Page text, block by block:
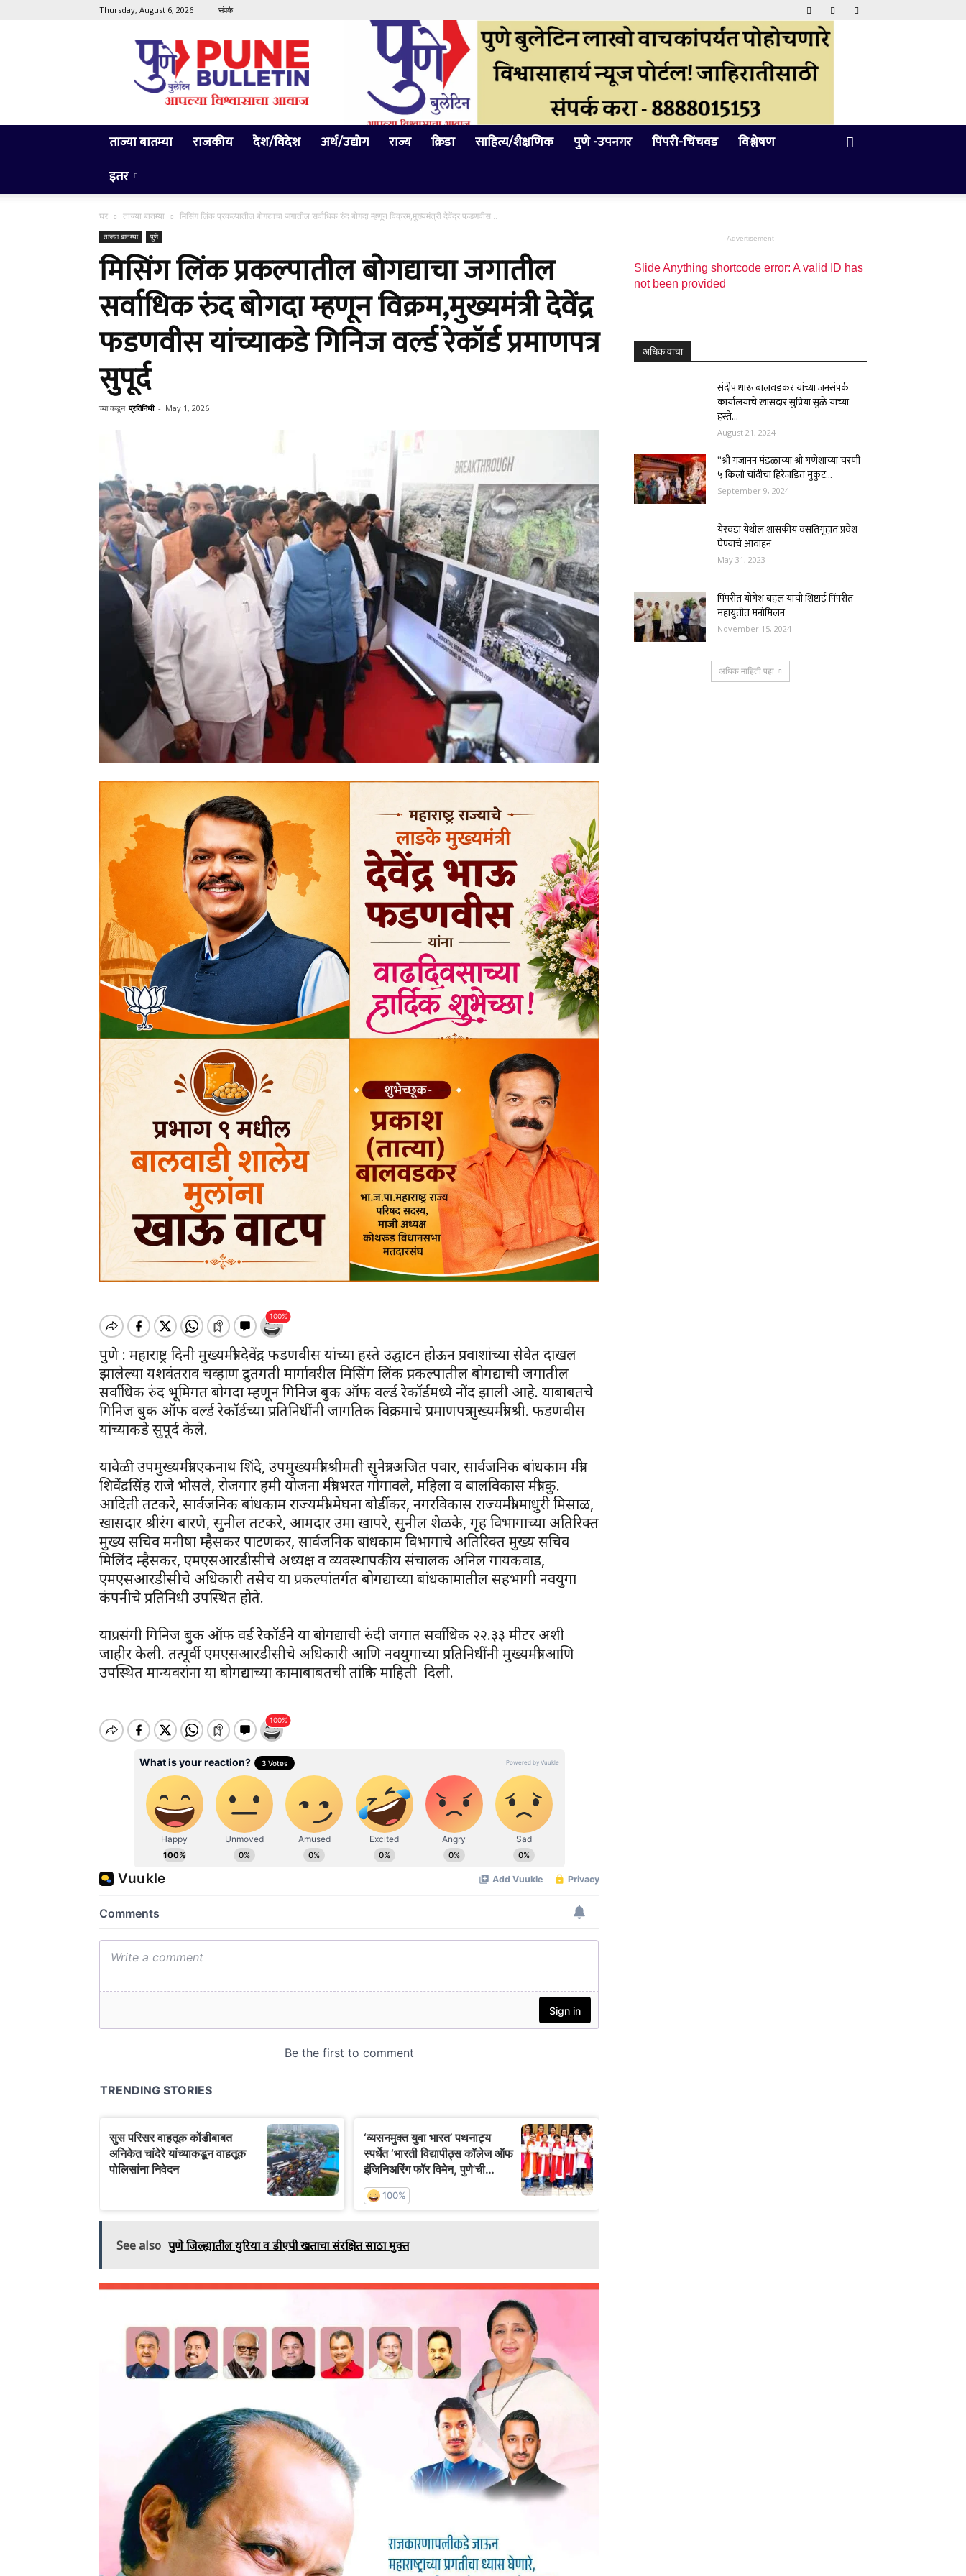
Thursday, August 6, 2026 संपर्क
Pune
Bulletin
ताज्या बातम्या राजकीय देश/विदेश अर्थ/उद्योग राज्य क्रिडा साहित्य/शैक्षणिक पुणे -उपनगर पिंपरी-चिंचवड
विश्लेषण
इतर
घर ताज्या बातम्या मिसिंग लिंक प्रकल्पातील बोगद्याचा जगातील सर्वाधिक रुंद बोगदा म्हणून विक्रम,मुख्यमंत्री देवेंद्र फडणवीस...
ताज्या बातम्या पुणे
मिसिंग लिंक प्रकल्पातील बोगद्याचा जगातील
सर्वाधिक रुंद बोगदा म्हणून विक्रम,मुख्यमंत्री देवेंद्र
फडणवीस यांच्याकडे गिनिज वर्ल्ड रेकॉर्ड प्रमाणपत्र
सुपूर्द
च्या कडून प्रतिनिधी - May 1, 2026
पुणे : महाराष्ट्र दिनी मुख्यमंत्री देवेंद्र फडणवीस यांच्या हस्ते उद्घाटन होऊन प्रवाशांच्या सेवेत दाखल
झालेल्या यशवंतराव चव्हाण द्रुतगती मार्गावरील मिसिंग लिंक प्रकल्पातील बोगद्याची जगातील
सर्वाधिक रुंद भूमिगत बोगदा म्हणून गिनिज बुक ऑफ वर्ल्ड रेकॉर्डमध्ये नोंद झाली आहे. याबाबतचे
गिनिज बुक ऑफ वर्ल्ड रेकॉर्डच्या प्रतिनिधींनी जागतिक विक्रमाचे प्रमाणपत्र मुख्यमंत्री श्री. फडणवीस
यांच्याकडे सुपूर्द केले.
यावेळी उपमुख्यमंत्री एकनाथ शिंदे, उपमुख्यमंत्री श्रीमती सुनेत्रा अजित पवार, सार्वजनिक बांधकाम मंत्री
शिवेंद्रसिंह राजे भोसले, रोजगार हमी योजना मंत्री भरत गोगावले, महिला व बालविकास मंत्री कु.
आदिती तटकरे, सार्वजनिक बांधकाम राज्यमंत्री मेघना बोर्डीकर, नगरविकास राज्यमंत्री माधुरी मिसाळ,
खासदार श्रीरंग बारणे, सुनील तटकरे, आमदार उमा खापरे, सुनील शेळके, गृह विभागाच्या अतिरिक्त
मुख्य सचिव मनीषा म्हैसकर पाटणकर, सार्वजनिक बांधकाम विभागाचे अतिरिक्त मुख्य सचिव
मिलिंद म्हैसकर, एमएसआरडीसीचे अध्यक्ष व व्यवस्थापकीय संचालक अनिल गायकवाड,
एमएसआरडीसीचे अधिकारी तसेच या प्रकल्पांतर्गत बोगद्याच्या बांधकामातील सहभागी नवयुगा
कंपनीचे प्रतिनिधी उपस्थित होते.
याप्रसंगी गिनिज बुक ऑफ वर्ड रेकॉर्डने या बोगद्याची रुंदी जगात सर्वाधिक २२.३३ मीटर अशी
जाहीर केली. तत्पूर्वी एमएसआरडीसीचे अधिकारी आणि नवयुगाच्या प्रतिनिधींनी मुख्यमंत्री आणि
उपस्थित मान्यवरांना या बोगद्याच्या कामाबाबतची तांत्रिक माहिती दिली.
See also पुणे जिल्ह्यातील युरिया व डीएपी खताचा संरक्षित साठा मुक्त
- Advertisement -
Slide Anything shortcode error: A valid ID has
not been provided
अधिक वाचा
संदीप धारू बालवडकर यांच्या जनसंपर्क
कार्यालयाचे खासदार सुप्रिया सुळे यांच्या
हस्ते...
August 21, 2024
“श्री गजानन मंडळाच्या श्री गणेशाच्या चरणी
५ किलो चांदीचा हिरेजडित मुकुट...
September 9, 2024
येरवडा येथील शासकीय वसतिगृहात प्रवेश
घेण्याचे आवाहन
May 31, 2023
पिंपरीत योगेश बहल यांची शिष्टाई पिंपरीत
महायुतीत मनोमिलन
November 15, 2024
अधिक माहिती पहा